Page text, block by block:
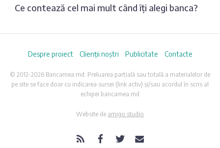
Ce contează cel mai mult când îți alegi banca?
Despre proiect Clienții noștri Publicitate Contacte
© 2012-2026 Bancamea.md. Preluarea parțială sau totală a materialelor de
pe site se face doar cu indicarea sursei (link activ) și/sau acordul în scris al
echipei bancamea.md
Website de amigo.studio